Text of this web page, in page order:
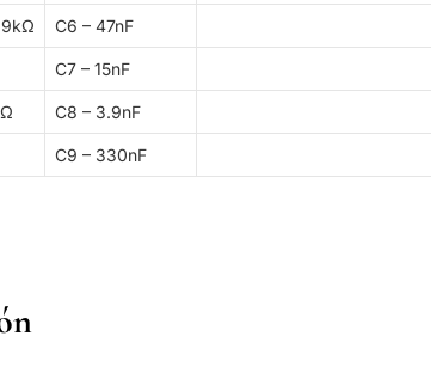
C6 – 47nF
C7 – 15nF
C8 – 3.9nF
C9 – 330nF